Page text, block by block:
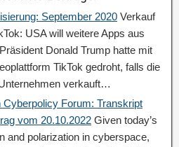
September 2020 Verkauf
USA will weitere Apps aus
Donald Trump hatte mit
TikTok gedroht, falls die
verkauft…
Forum: Transkript
vom 20.10.2022 Given today’s
and polarization in cyberspace,